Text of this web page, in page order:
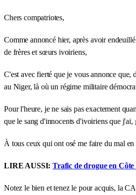
Chers compatriotes,
Comme annoncé hier, après avoir
de frères et sœurs ivoiriens,
C'est avec fierté que je vous annonce
au Niger, là où un régime militaire
Pour l'heure, je ne sais pas exactement
que le sang d'innocents d'ivoiriens que j'ai,
À tous ceux qui ont osé me faire du mal
LIRE AUSSI:Trafic de drogue en
Notez le bien et tenez le pour acquis, la